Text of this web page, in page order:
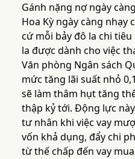
Gánh nặng nợ ngày
Hoa Kỳ ngày càng nhạy
cứ mỗi bảy đô la chi
la được dành cho việc
Văn phòng Ngân sách
mức tăng lãi suất nhỏ
sẽ làm thâm hụt tăng
thập kỷ tới. Động lực
tư nhân khi việc vay
vốn khả dụng, đẩy chi
từ thế chấp đến vay